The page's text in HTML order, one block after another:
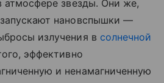
атмосфере звезды. Они же,
нановспышки —
излучения в солнечной
эффективно
и ненамагниченную